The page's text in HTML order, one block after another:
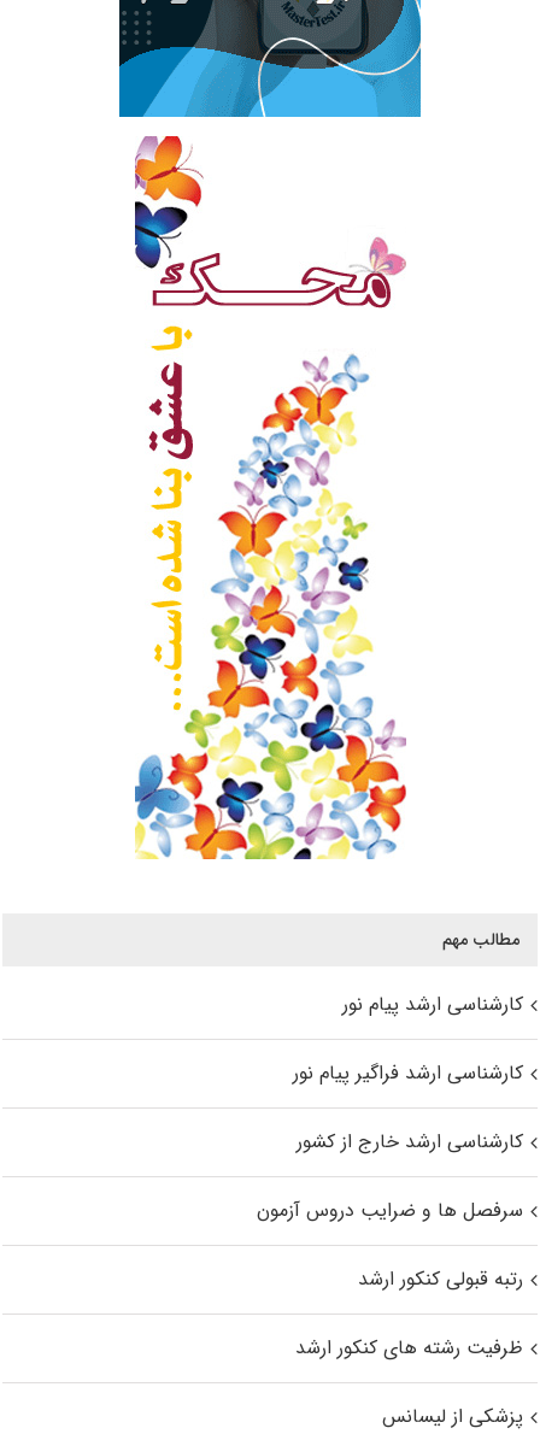
مطالب مهم
کارشناسی ارشد پیام نور
کارشناسی ارشد فراگیر پیام نور
کارشناسی ارشد خارج از کشور
سرفصل ها و ضرایب دروس آزمون
رتبه قبولی کنکور ارشد
ظرفیت رشته های کنکور ارشد
پزشکی از لیسانس